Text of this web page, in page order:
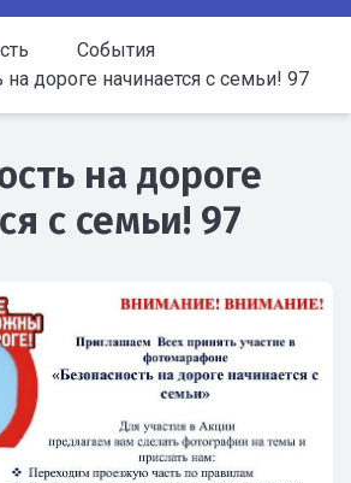
События
на дороге начинается с семьи! 97
на дороге
с семьи! 97